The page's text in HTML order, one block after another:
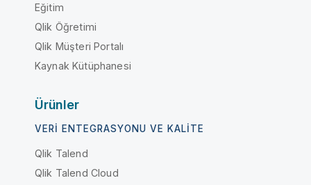
Eğitim
Qlik Öğretimi
Qlik Müşteri Portalı
Kaynak Kütüphanesi
Ürünler
VERI ENTEGRASYONU VE KALITE
Qlik Talend
Qlik Talend Cloud